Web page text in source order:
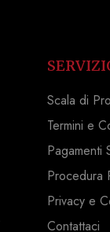
Scala di
Termini e
Pagamenti
Procedura
Privacy e
Contattaci